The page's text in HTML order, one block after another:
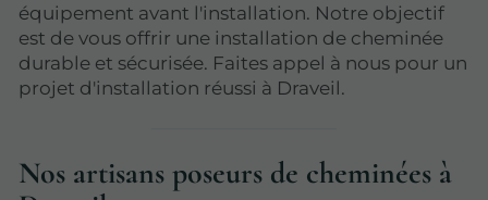
équipement avant l'installation. Notre objectif
est de vous offrir une installation de cheminée
durable et sécurisée. Faites appel à nous pour un
projet d'installation réussi à Draveil.
Nos artisans poseurs de cheminées à